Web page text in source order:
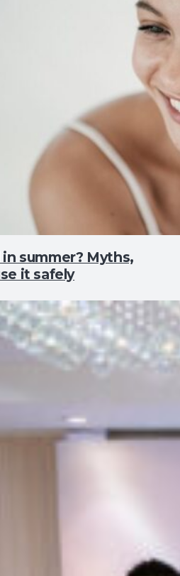
summer? Myths,
it safely